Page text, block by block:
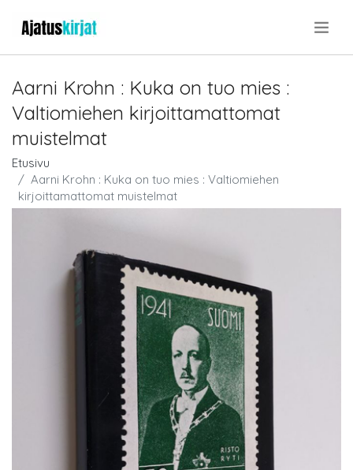
Aarni Krohn : Kuka on tuo mies :
Valtiomiehen kirjoittamattomat
muistelmat
Etusivu
Aarni Krohn : Kuka on tuo mies : Valtiomiehen
kirjoittamattomat muistelmat